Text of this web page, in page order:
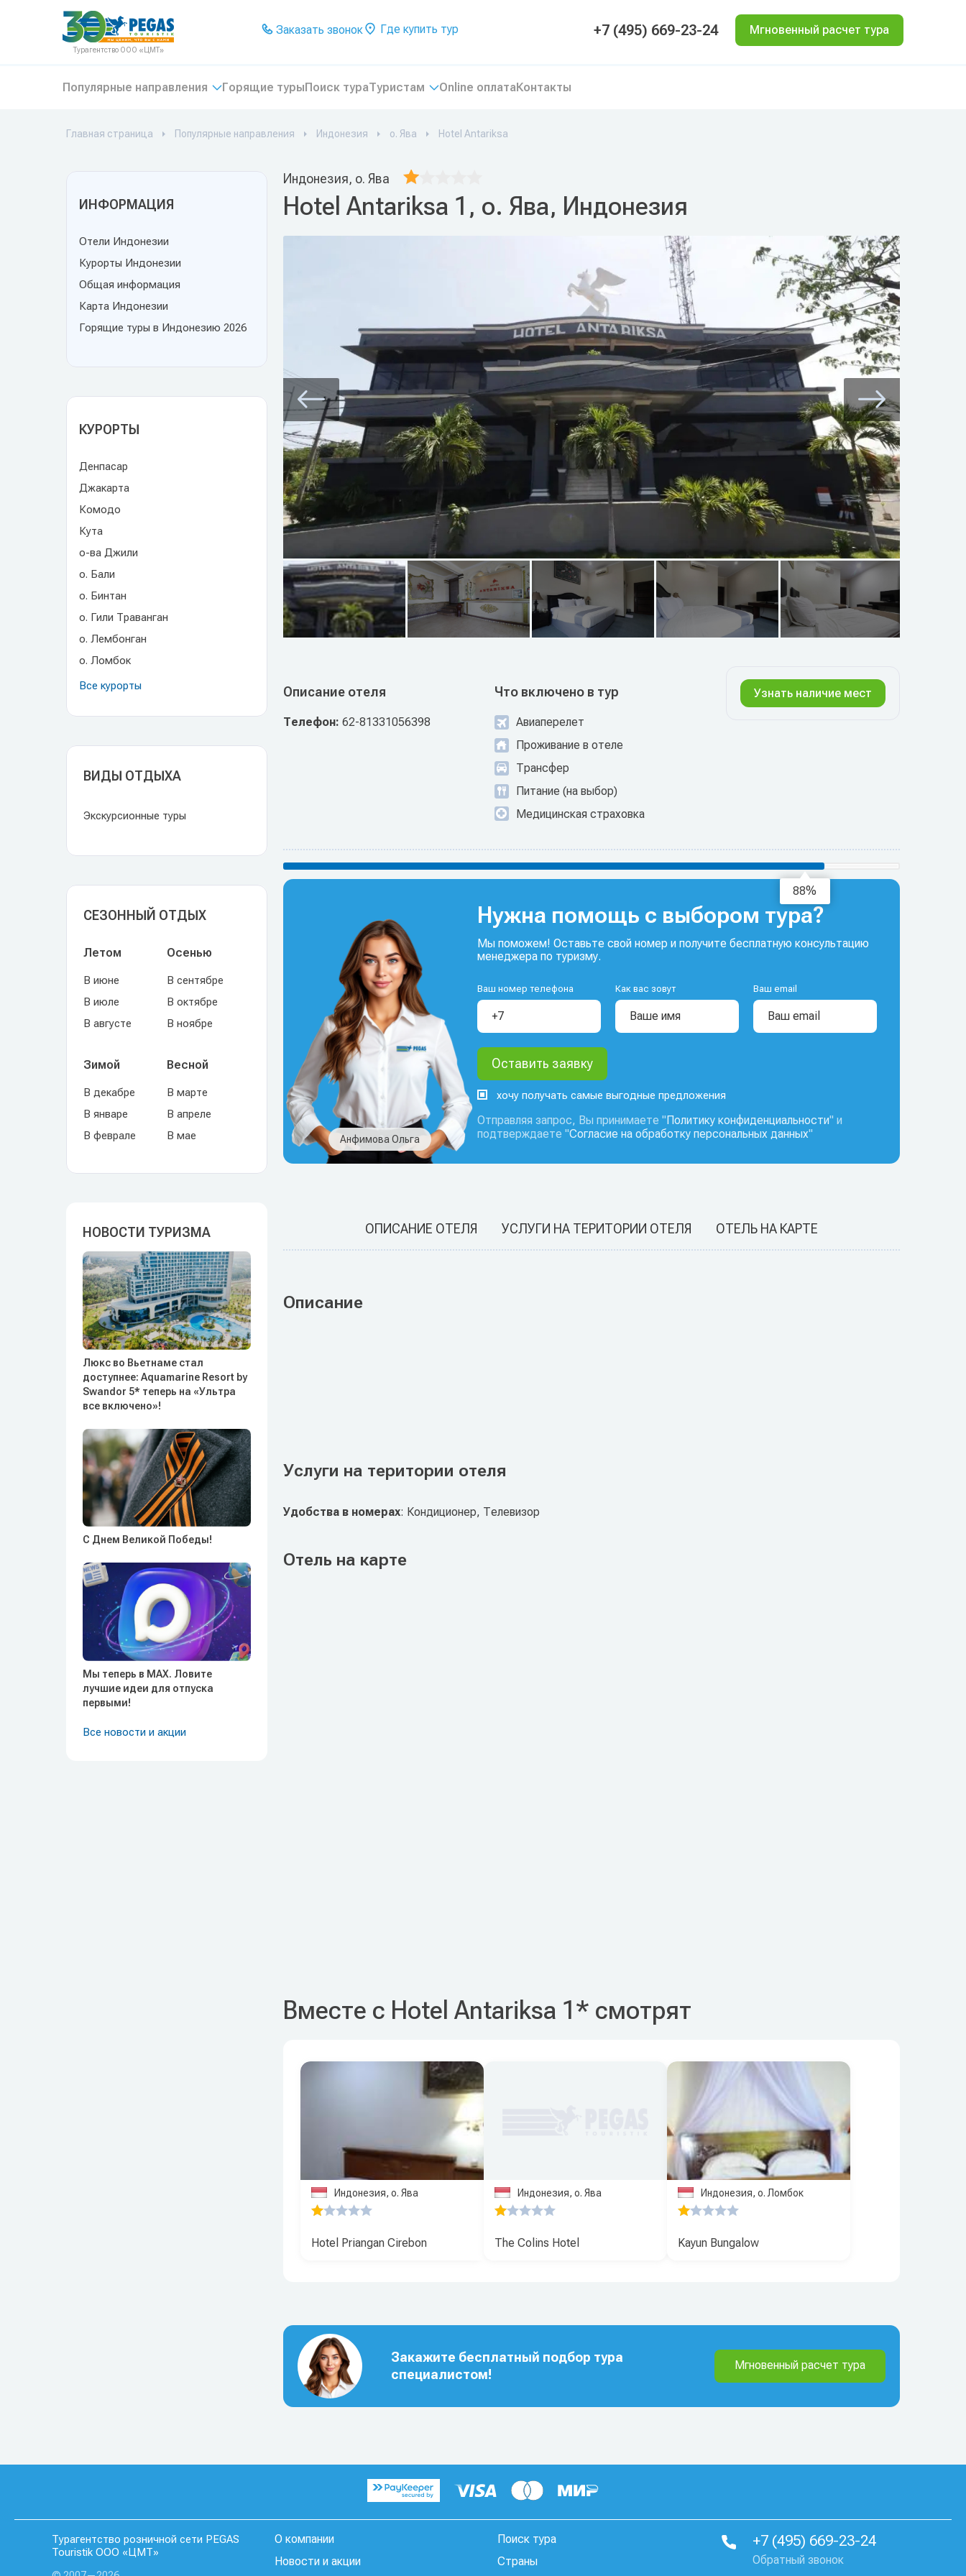
На главную
Турагентство ООО «ЦМТ»
Заказать звонок Где купить тур +7 (495) 669-23-24 Мгновенный расчет тура
Популярные направления Горящие турыПоиск тураТуристам Online оплатаКонтакты
Главная страница Популярные направления Индонезия о. Ява Hotel Antariksa
ИНФОРМАЦИЯ
Отели Индонезии
Курорты Индонезии
Общая информация
Карта Индонезии
Горящие туры в Индонезию 2026
КУРОРТЫ
Денпасар
Джакарта
Комодо
Кута
о-ва Джили
о. Бали
о. Бинтан
о. Гили Траванган
о. Лембонган
о. Ломбок
Все курорты
ВИДЫ ОТДЫХА
Экскурсионные туры
СЕЗОННЫЙ ОТДЫХ
Летом
В июне
В июле
В августе
Осенью
В сентябре
В октябре
В ноябре
Зимой
В декабре
В январе
В феврале
Весной
В марте
В апреле
В мае
НОВОСТИ ТУРИЗМА
Люкс во Вьетнаме стал
доступнее: Aquamarine Resort by
Swandor 5* теперь на «Ультра
все включено»!
С Днем Великой Победы!
Мы теперь в MAX. Ловите
лучшие идеи для отпуска
первыми!
Все новости и акции
Индонезия, о. Ява
Hotel Antariksa 1, о. Ява, Индонезия
Описание отеля
Телефон: 62-81331056398
Что включено в тур
Авиаперелет
Проживание в отеле
Трансфер
Питание (на выбор)
Медицинская страховка
Узнать наличие мест
Анфимова Ольга
Нужна помощь с выбором тура?
Мы поможем! Оставьте свой номер и получите бесплатную консультацию
менеджера по туризму.
Ваш номер телефона Как вас зовут Ваш email
хочу получать самые выгодные предложения
Отправляя запрос, Вы принимаете " Политику конфиденциальности" и
подтверждаете "Согласие на обработку персональных данных"
ОПИСАНИЕ ОТЕЛЯ УСЛУГИ НА ТЕРИТОРИИ ОТЕЛЯ ОТЕЛЬ НА КАРТЕ
Описание
Услуги на територии отеля
Удобства в номерах: Кондиционер, Телевизор
Отель на карте
Вместе с Hotel Antariksa 1* смотрят
Индонезия, о. Ява
Hotel Priangan Cirebon
Индонезия, о. Ява
The Colins Hotel
Индонезия, о. Ломбок
Kayun Bungalow
Закажите бесплатный подбор тура
специалистом!
Мгновенный расчет тура
Турагентство розничной сети PEGAS
Touristik ООО «ЦМТ»
О компании
Новости и акции
Поиск тура
Страны
+7 (495) 669-23-24
Обратный звонок